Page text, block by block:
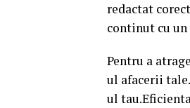
redactat
continut cu
Pentru a
ul afacerii
ul